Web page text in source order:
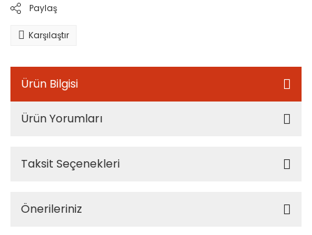
Paylaş
Karşılaştır
Ürün Bilgisi
Ürün Yorumları
Taksit Seçenekleri
Önerileriniz